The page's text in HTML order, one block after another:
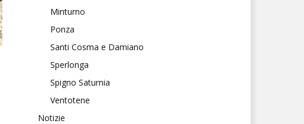
Minturno
Ponza
Santi Cosma e Damiano
Sperlonga
Spigno Saturnia
Ventotene
Notizie